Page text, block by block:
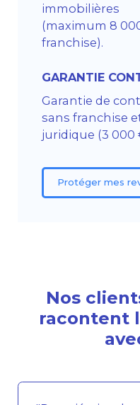
immobilières
(maximum 8
franchise).
GARANTIE
Garantie de
sans franchise
juridique (3 000
Protéger mes
Nos
racontent